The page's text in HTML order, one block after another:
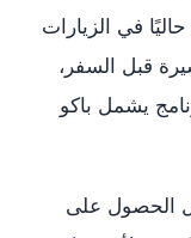
في الزيارات
قبل السفر،
يشمل باكو
الحصول على